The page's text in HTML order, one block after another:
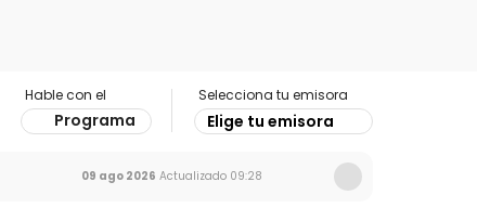
Hable con el
Programa
Selecciona tu emisora
Elige tu emisora
09 ago 2026 Actualizado 09:28